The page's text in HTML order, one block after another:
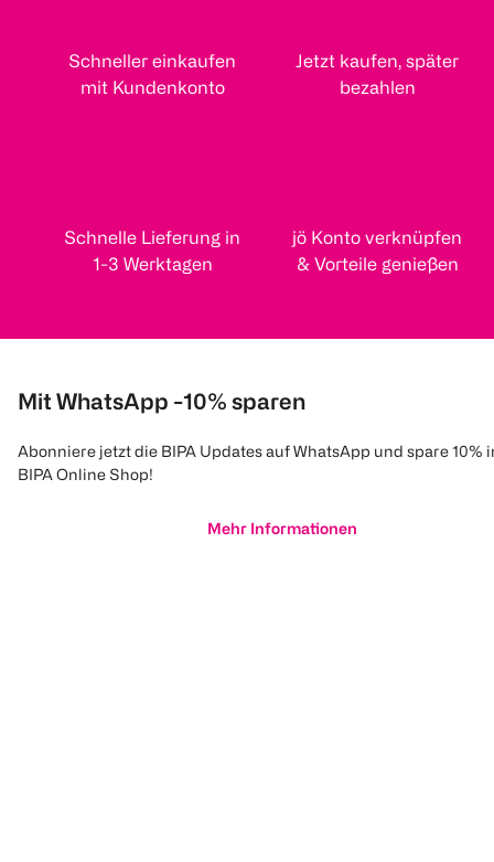
Schneller einkaufen
mit Kundenkonto
Jetzt kaufen, später
bezahlen
Schnelle Lieferung in
1-3 Werktagen
jö Konto verknüpfen
& Vorteile genießen
Mit WhatsApp -10% sparen
Abonniere jetzt die BIPA Updates auf WhatsApp und spare 10%
BIPA Online Shop!
Mehr Informationen